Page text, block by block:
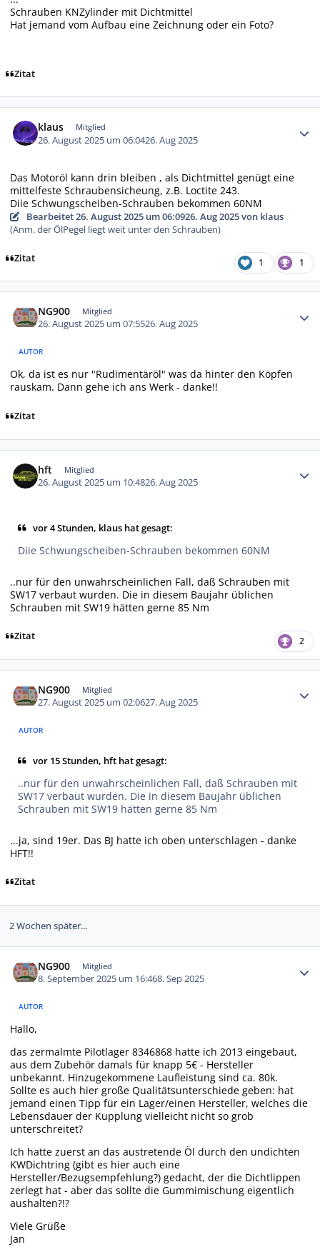
Schrauben KNZylinder mit Dichtmittel
Hat jemand vom Aufbau eine Zeichnung oder ein Foto?
Zitat
klaus Mitglied
26. August 2025 um 06:0426. Aug 2025
Das Motoröl kann drin bleiben , als Dichtmittel genügt eine
mittelfeste Schraubensicheung, z.B. Loctite 243.
Diie Schwungscheiben-Schrauben bekommen 60NM
Bearbeitet26. August 2025 um 06:0926. Aug 2025von klaus
(Anm. der ÖlPegel liegt weit unter den Schrauben)
Zitat 1 1
NG900 Mitglied
26. August 2025 um 07:5526. Aug 2025
AUTOR
Ok, da ist es nur "Rudimentäröl" was da hinter den Köpfen
rauskam. Dann gehe ich ans Werk - danke!!
Zitat
hft Mitglied
26. August 2025 um 10:4826. Aug 2025
vor 4 Stunden, klaus hat gesagt:
Diie Schwungscheiben-Schrauben bekommen 60NM
..nur für den unwahrscheinlichen Fall, daß Schrauben mit
SW17 verbaut wurden. Die in diesem Baujahr üblichen
Schrauben mit SW19 hätten gerne 85 Nm
Zitat 2
NG900 Mitglied
27. August 2025 um 02:0627. Aug 2025
AUTOR
vor 15 Stunden, hft hat gesagt:
..nur für den unwahrscheinlichen Fall, daß Schrauben mit
SW17 verbaut wurden. Die in diesem Baujahr üblichen
Schrauben mit SW19 hätten gerne 85 Nm
...ja, sind 19er. Das BJ hatte ich oben unterschlagen - danke
HFT!!
Zitat
2 Wochen später...
NG900 Mitglied
8. September 2025 um 16:468. Sep 2025
AUTOR
Hallo,
das zermalmte Pilotlager 8346868 hatte ich 2013 eingebaut,
aus dem Zubehör damals für knapp 5€ - Hersteller
unbekannt. Hinzugekommene Laufleistung sind ca. 80k.
Sollte es auch hier große Qualitätsunterschiede geben: hat
jemand einen Tipp für ein Lager/einen Hersteller, welches die
Lebensdauer der Kupplung vielleicht nicht so grob
unterschreitet?
Ich hatte zuerst an das austretende Öl durch den undichten
KWDichtring (gibt es hier auch eine
Hersteller/Bezugsempfehlung?) gedacht, der die Dichtlippen
zerlegt hat - aber das sollte die Gummimischung eigentlich
aushalten?!?
Viele Grüße
Jan